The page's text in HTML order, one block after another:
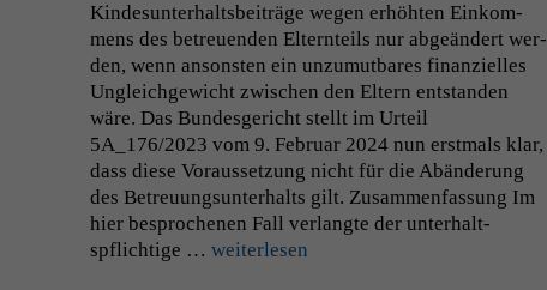
Kindesun­ter­halts­beiträge wegen erhöht­en Einkom­
mens des betreuen­den Eltern­teils nur abgeän­dert wer­
den, wenn anson­sten ein unzu­mut­bares finanzielles
Ungle­ichgewicht zwis­chen den Eltern ent­standen
wäre. Das Bun­des­gericht stellt im Urteil
5A_176/2023 vom 9. Feb­ru­ar 2024 nun erst­mals klar,
dass diese Voraus­set­zung nicht für die Abän­derung
des Betreu­ung­sun­ter­halts gilt. Zusam­men­fas­sung Im
hier besproch­enen Fall ver­langte der unter­halt­
spflichtige … weit­er­lesen